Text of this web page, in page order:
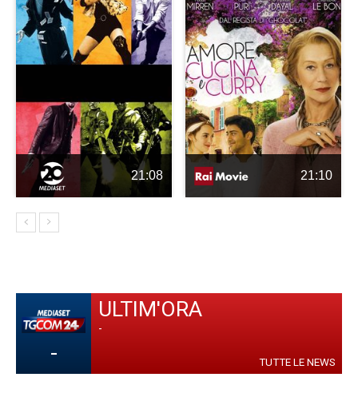
21:08 21:10
-
ULTIM'ORA
-
TUTTE LE NEWS